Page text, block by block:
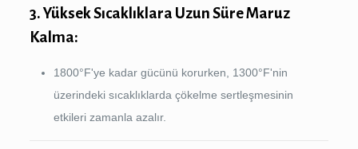
3. Yüksek Sıcaklıklara Uzun Süre Maruz
Kalma:
1800°F'ye kadar gücünü korurken, 1300°F'nin
üzerindeki sıcaklıklarda çökelme sertleşmesinin
etkileri zamanla azalır.